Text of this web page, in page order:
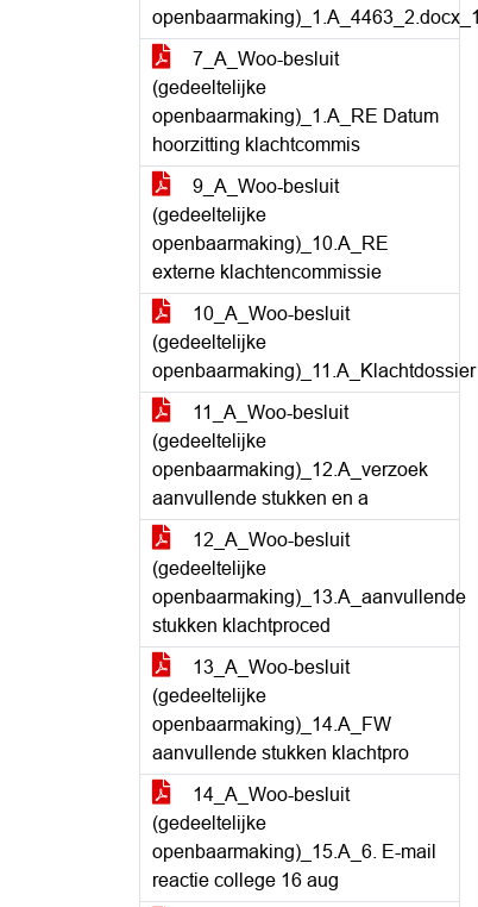
openbaarmaking)_1.A_4463_2.docx_1
7_A_Woo-besluit
(gedeeltelijke
openbaarmaking)_1.A_RE Datum
hoorzitting klachtcommis
9_A_Woo-besluit
(gedeeltelijke
openbaarmaking)_10.A_RE
externe klachtencommissie
10_A_Woo-besluit
(gedeeltelijke
openbaarmaking)_11.A_Klachtdossier
11_A_Woo-besluit
(gedeeltelijke
openbaarmaking)_12.A_verzoek
aanvullende stukken en a
12_A_Woo-besluit
(gedeeltelijke
openbaarmaking)_13.A_aanvullende
stukken klachtproced
13_A_Woo-besluit
(gedeeltelijke
openbaarmaking)_14.A_FW
aanvullende stukken klachtpro
14_A_Woo-besluit
(gedeeltelijke
openbaarmaking)_15.A_6. E-mail
reactie college 16 aug